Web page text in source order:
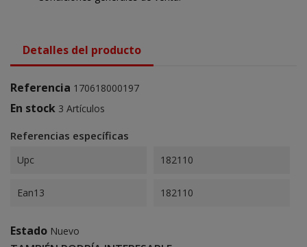
Detalles del producto
Referencia 170618000197
En stock 3 Artículos
Referencias específicas
Upc 182110
Ean13 182110
Estado Nuevo